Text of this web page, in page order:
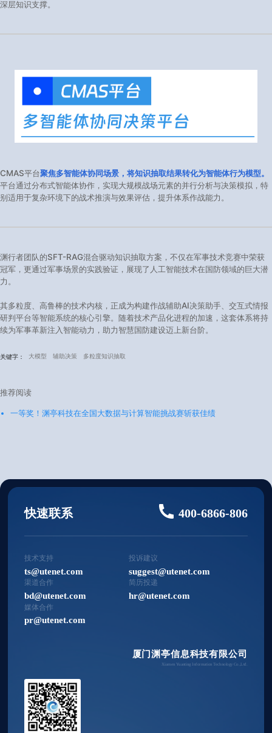
深层知识支撑。
CMAS平台聚焦多智能体协同场景，将知识抽取结果转化为智能体行为模型。
平台通过分布式智能体协作，实现大规模战场元素的并行分析与决策模拟，特
别适用于复杂环境下的战术推演与效果评估，提升体系作战能力。
渊行者团队的SFT-RAG混合驱动知识抽取方案，不仅在军事技术竞赛中荣获
冠军，更通过军事场景的实践验证，展现了人工智能技术在国防领域的巨大潜
力。
其多粒度、高鲁棒的技术内核，正成为构建作战辅助AI决策助手、交互式情报
研判平台等智能系统的核心引擎。随着技术产品化进程的加速，这套体系将持
续为军事革新注入智能动力，助力智慧国防建设迈上新台阶。
关键字： 大模型 辅助决策 多粒度知识抽取
推荐阅读
一等奖！渊亭科技在全国大数据与计算智能挑战赛斩获佳绩
快速联系 400-6866-806
技术支持
ts@utenet.com
投诉建议
suggest@utenet.com
渠道合作
bd@utenet.com
简历投递
hr@utenet.com
媒体合作
pr@utenet.com
厦门渊亭信息科技有限公司
Xiamen Yuanting Information Technology Co.,Ltd.